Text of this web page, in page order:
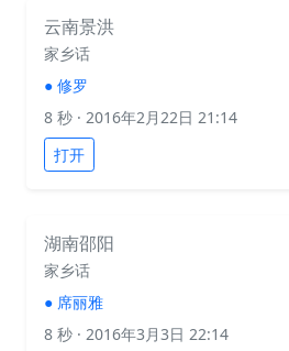
云南景洪
家乡话
● 修罗
8 秒 · 2016年2月22日 21:14
打开
湖南邵阳
家乡话
● 席丽雅
8 秒 · 2016年3月3日 22:14